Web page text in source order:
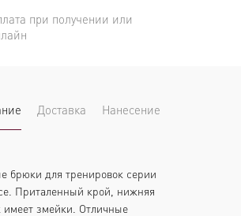
при получении или
Доставка Нанесение
брюки для тренировок серии
Приталенный крой, нижняя
имеет змейки. Отличные